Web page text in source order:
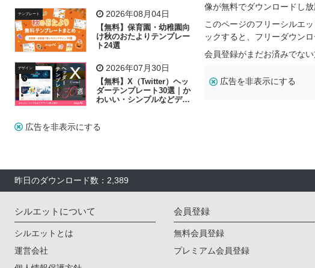
テンプレート 2026年08月04日
【無料】保育園・幼稚園向
け秋のおたよりテンプレー
ト24選
デザイン 2026年07月30日
【無料】X（Twitter）ヘッ
ダーテンプレート30選｜か
わいい・シンプルなどデザ
広告を非表示にする
像が無料でダウンロードし放
このページのフリーシルエ
ックすると、フリーダウンロ
会員登録がまだお済みでない
広告を非表示にする
昨日のダウンロード数：2,389
シルエットについて
シルエットとは
運営会社
会員登録
無料会員登録
プレミアム会員登録